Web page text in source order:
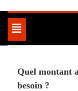
Toggle
navigation
Quel montant
besoin ?